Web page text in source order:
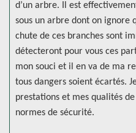
d’un arbre. Il est
sous un arbre dont on ignore
chute de ces branches sont
détecteront pour vous ces
mon souci et il en va de ma
tous dangers soient écartés.
prestations et mes qualités
normes de sécurité.